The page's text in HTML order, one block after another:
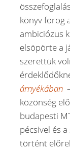
könyv forog
ambiciózus
elsöpörte a
szerettük
árnyékában
közönség
budapesti
pécsivel és
történt